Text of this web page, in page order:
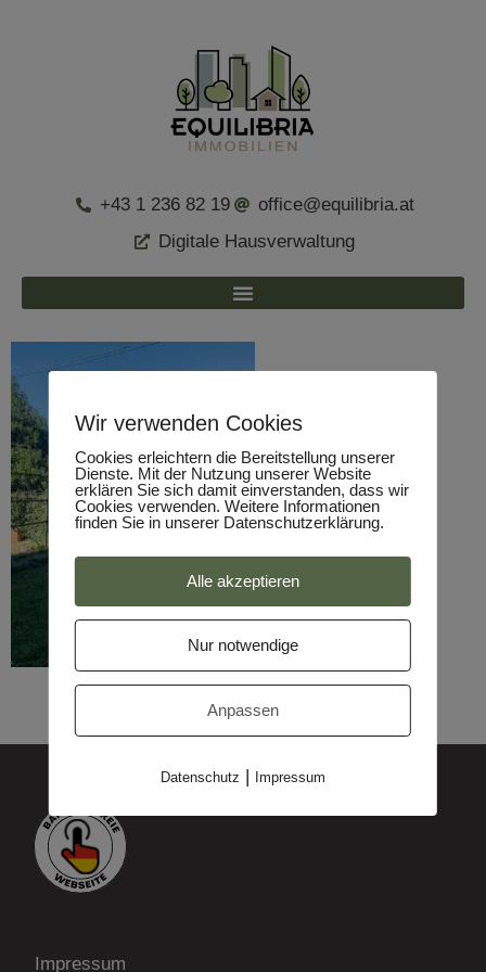
+43 1 236 82 19
office@equilibria.at
Digitale Hausverwaltung
Impressum
Wir verwenden Cookies
Cookies erleichtern die Bereitstellung unserer
Dienste. Mit der Nutzung unserer Website
erklären Sie sich damit einverstanden, dass wir
Cookies verwenden. Weitere Informationen
finden Sie in unserer Datenschutzerklärung.
Alle akzeptieren
Nur notwendige
Anpassen
Datenschutz | Impressum